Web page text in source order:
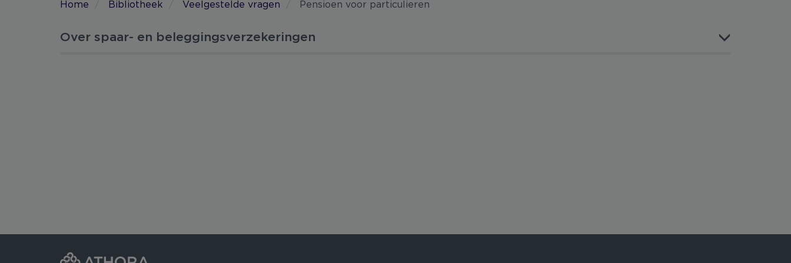
Home Bibliotheek Veelgestelde vragen Pensioen voor particulieren
Over spaar- en beleggingsverzekeringen